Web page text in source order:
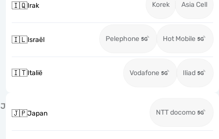
🇮🇶Irak Korek Asia Cell
🇮🇱Israël Pelephone Hot Mobile
🇮🇹Italië Vodafone Iliad
J
🇯🇵Japan NTT docomo